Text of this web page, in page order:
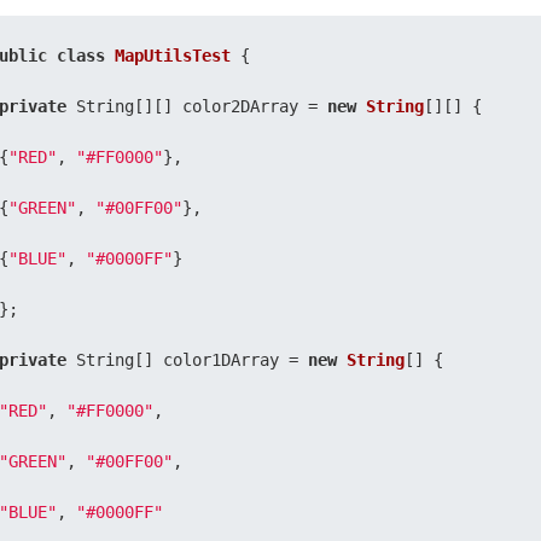
class MapUtilsTest {
private String[][] color2DArray = new String [][] {
{"RED" , "#FF0000"},
{"GREEN" , "#00FF00"},
{"BLUE" , "#0000FF"}
};
private String[] color1DArray = new String [] {
"RED" , "#FF0000" ,
"GREEN" , "#00FF00" ,
"BLUE" , "#0000FF"